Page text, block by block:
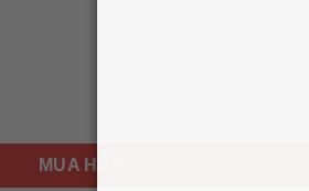
Antiperspirant Deodorant Fresh 74g
MUA HÀNG